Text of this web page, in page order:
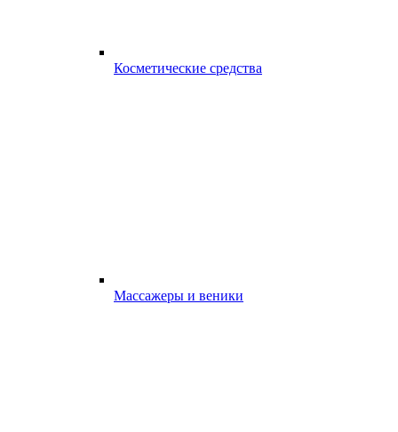
Косметические средства
Массажеры и веники